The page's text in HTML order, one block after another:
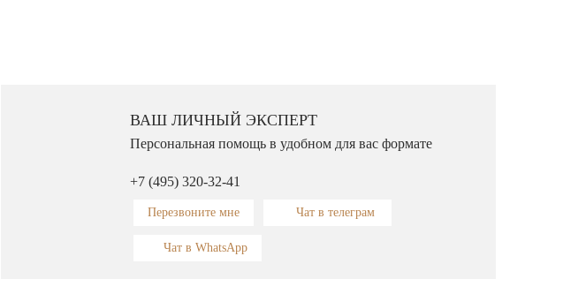
ВАШ ЛИЧНЫЙ ЭКСПЕРТ
Персональная помощь в удобном для вас формате
+7 (495) 320-32-41
Перезвоните мне Чат в телеграм
Чат в WhatsApp